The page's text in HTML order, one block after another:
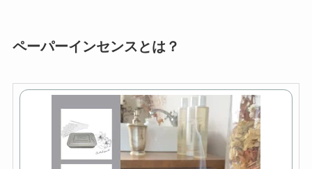
ペーパーインセンスとは？